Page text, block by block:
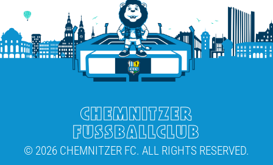
CHEMNITZER
FUSSBALLCLUB
© 2026 CHEMNITZER FC. ALL RIGHTS RESERVED.